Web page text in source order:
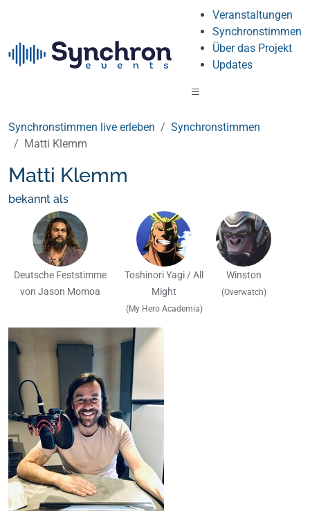
Veranstaltungen
Synchronstimmen
Über das Projekt
Updates
Synchronstimmen live erleben
Synchronstimmen
Matti Klemm
Matti Klemm
bekannt als
Deutsche Feststimme
von Jason Momoa
Toshinori Yagi / All
Might
(My Hero Academia)
Winston
(Overwatch)